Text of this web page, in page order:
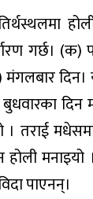
गर्छ। (क)
मंगलबार
। तराई
होली
पाएनन्।